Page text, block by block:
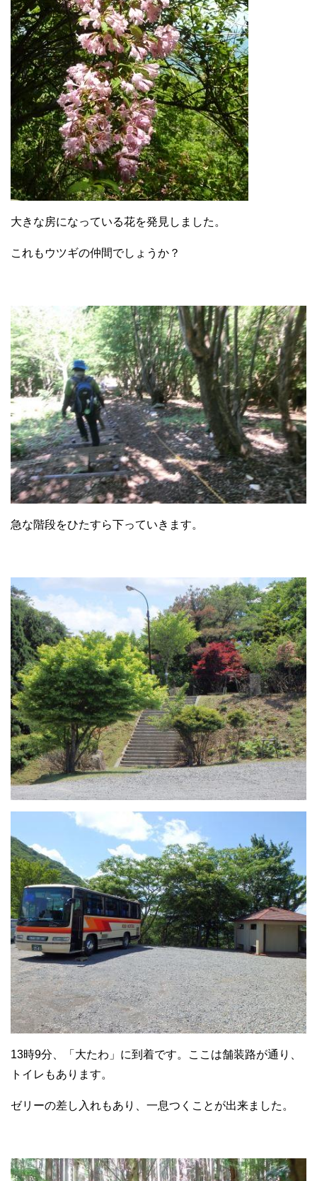
大きな房になっている花を発見しました。
これもウツギの仲間でしょうか？
急な階段をひたすら下っていきます。
13時9分、「大たわ」に到着です。ここは舗装路が通り、
トイレもあります。
ゼリーの差し入れもあり、一息つくことが出来ました。